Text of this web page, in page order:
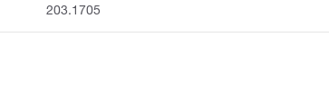
203.1705